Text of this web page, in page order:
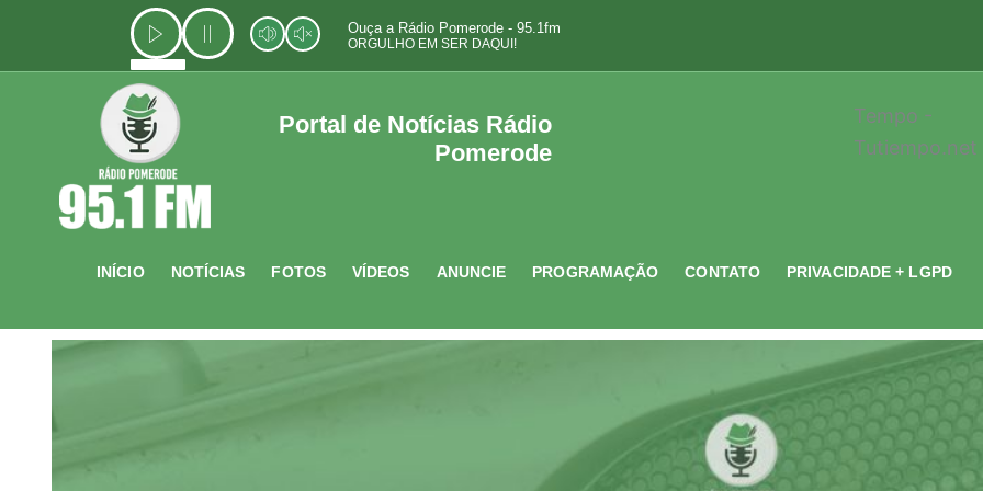
o
Ouça a Rádio Pomerode - 95.1fm
ORGULHO EM SER DAQUI!
Portal de Notícias Rádio
Pomerode
Tempo -
Tutiempo.net
INÍCIO NOTÍCIAS FOTOS VÍDEOS ANUNCIE PROGRAMAÇÃO CONTATO PRIVACIDADE + LGPD